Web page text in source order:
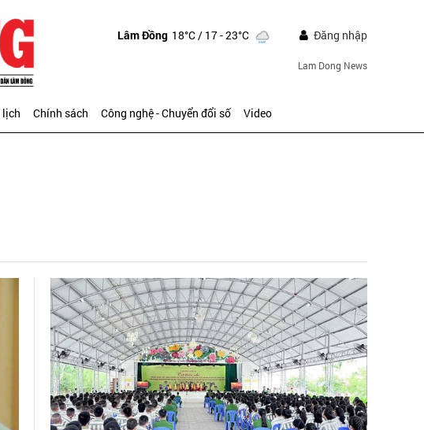
Lâm Đồng 18°C/ 17 - 23°C Đăng nhập
Lam Dong News
lịch Chính sách Công nghệ - Chuyển đổi số Video